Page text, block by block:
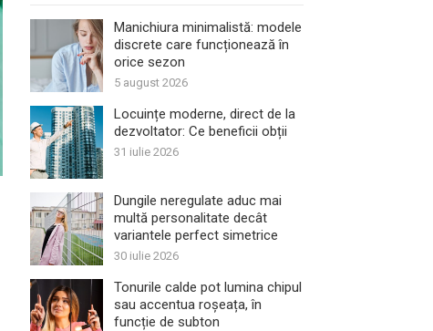
Manichiura minimalistă: modele
discrete care funcționează în
orice sezon
5 august 2026
Locuințe moderne, direct de la
dezvoltator: Ce beneficii obții
31 iulie 2026
Dungile neregulate aduc mai
multă personalitate decât
variantele perfect simetrice
30 iulie 2026
Tonurile calde pot lumina chipul
sau accentua roșeața, în
funcție de subton